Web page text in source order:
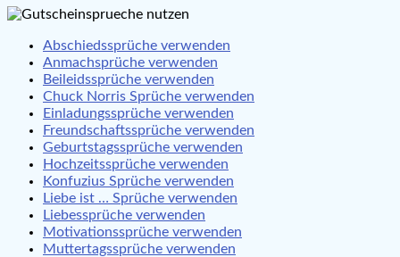
Abschiedssprüche verwenden
Anmachsprüche verwenden
Beileidssprüche verwenden
Chuck Norris Sprüche verwenden
Einladungssprüche verwenden
Freundschaftssprüche verwenden
Geburtstagssprüche verwenden
Hochzeitssprüche verwenden
Konfuzius Sprüche verwenden
Liebe ist … Sprüche verwenden
Liebessprüche verwenden
Motivationssprüche verwenden
Muttertagssprüche verwenden